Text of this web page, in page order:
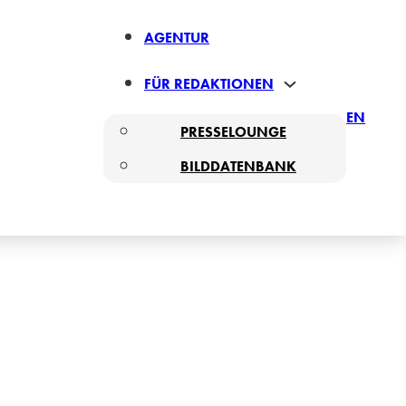
AGENTUR
FÜR REDAKTIONEN
PRESSELOUNGE
BILDDATENBANK
EN